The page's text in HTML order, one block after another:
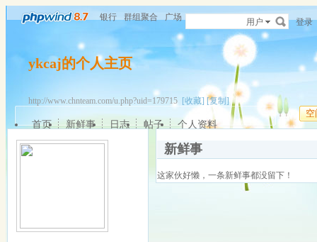
银行 群组聚合 广场 用户 登录
ykcaj的个人主页
http://www.chnteam.com/u.php?uid=179715 [收藏] [复制]
空
首页 新鲜事 日志 帖子 个人资料
新鲜事
这家伙好懒，一条新鲜事都没留下！